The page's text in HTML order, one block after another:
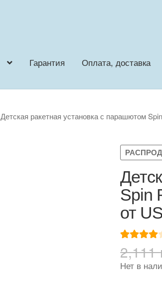
Гарантия Оплата, доставка
Детская ракетная установка с парашютом
Spin
от
Рейтинг
4.00из 5
2
2,111
Нет в